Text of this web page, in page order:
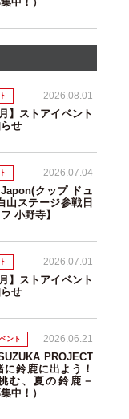
2026.08.01
】ストアイベント
せ
2026.07.04
クップ ドュ
山ステージ参戦日
小野寺】
2026.07.01
】ストアイベント
せ
ント 2026.06.21
PROJECT
に鈴鹿に出よう！
む、夏の鈴鹿－
中！）